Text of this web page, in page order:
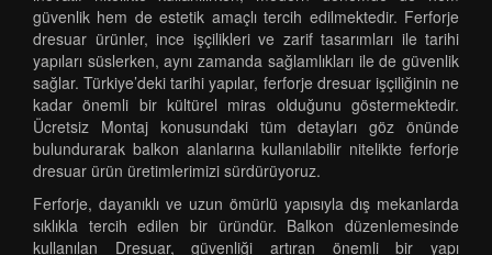
güvenlik hem de estetik amaçlı tercih edilmektedir. Ferforje
dresuar ürünler, ince işçilikleri ve zarif tasarımları ile tarihi
yapıları süslerken, aynı zamanda sağlamlıkları ile de güvenlik
sağlar. Türkiye’deki tarihi yapılar, ferforje dresuar işçiliğinin ne
kadar önemli bir kültürel miras olduğunu göstermektedir.
Ücretsiz Montaj konusundaki tüm detayları göz önünde
bulundurarak balkon alanlarına kullanılabilir nitelikte ferforje
dresuar ürün üretimlerimizi sürdürüyoruz.
Ferforje, dayanıklı ve uzun ömürlü yapısıyla dış mekanlarda
sıklıkla tercih edilen bir üründür. Balkon düzenlemesinde
kullanılan Dresuar, güvenliği artıran önemli bir yapı